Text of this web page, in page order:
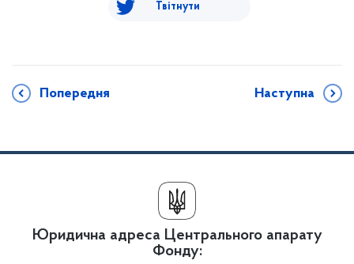
Твітнути
Попередня Наступна
Юридична адреса Центрального апарату
Фонду: